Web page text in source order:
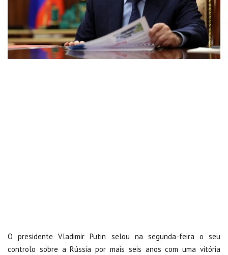
O presidente Vladimir Putin selou na segunda-feira o seu
controlo sobre a Rússia por mais seis anos com uma vitória